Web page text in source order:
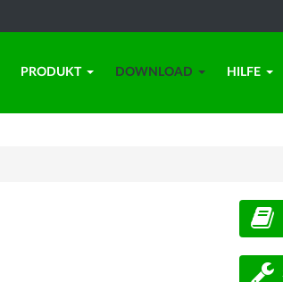
PRODUKT DOWNLOAD HILFE